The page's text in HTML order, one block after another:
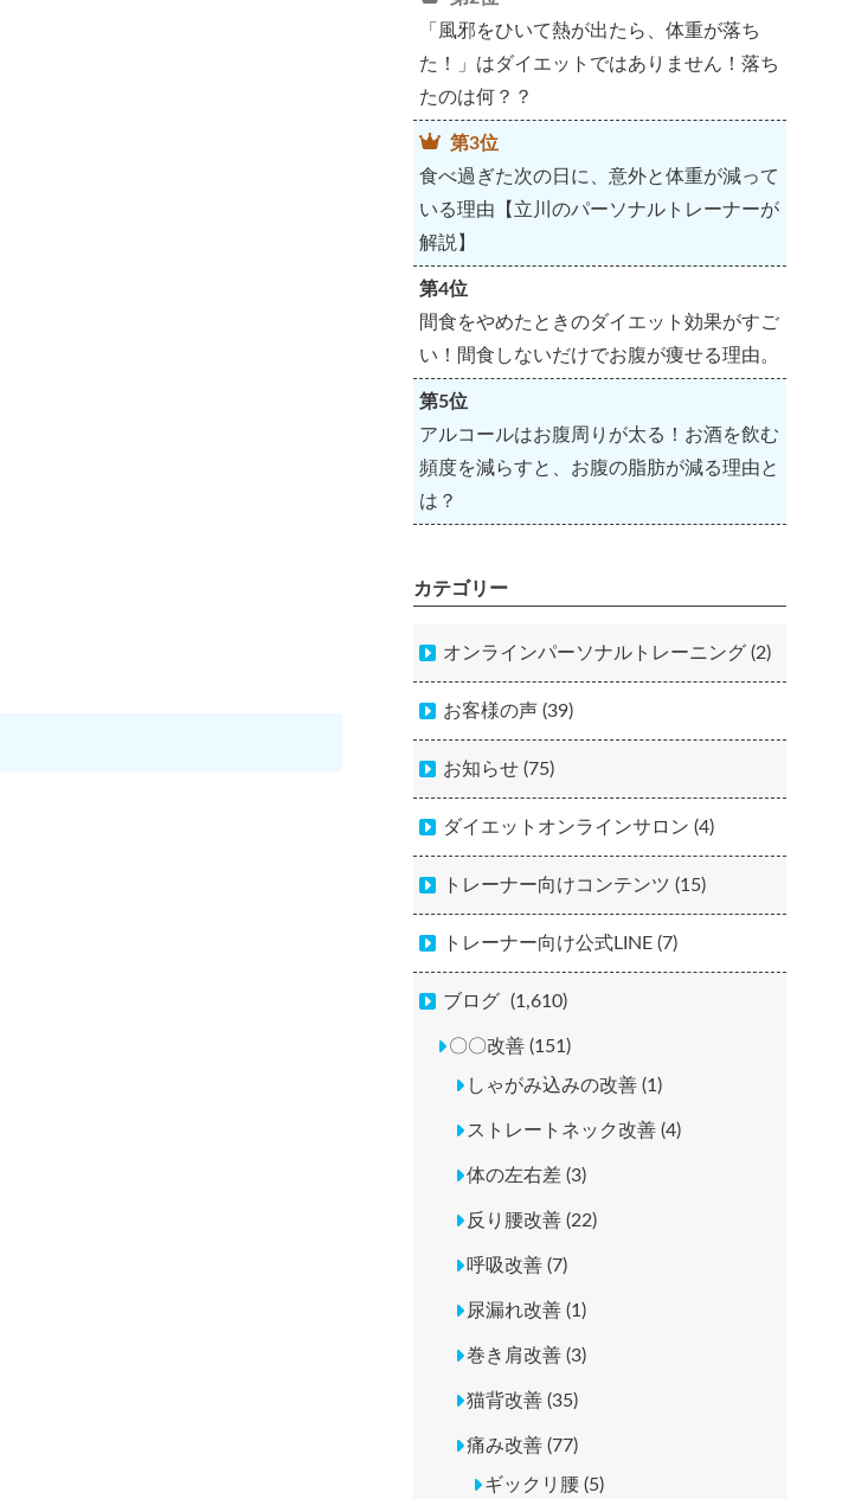
「風邪をひいて熱が出たら、体重が落ち
た！」はダイエットではありません！落ち
たのは何？？
第3位
食べ過ぎた次の日に、意外と体重が減って
いる理由【立川のパーソナルトレーナーが
解説】
第4位
間食をやめたときのダイエット効果がすご
い！間食しないだけでお腹が痩せる理由。
第5位
アルコールはお腹周りが太る！お酒を飲む
頻度を減らすと、お腹の脂肪が減る理由と
は？
カテゴリー
オンラインパーソナルトレーニング (2)
お客様の声 (39)
お知らせ (75)
ダイエットオンラインサロン (4)
トレーナー向けコンテンツ (15)
トレーナー向け公式LINE (7)
ブログ (1,610)
〇〇改善 (151)
しゃがみ込みの改善 (1)
ストレートネック改善 (4)
体の左右差 (3)
反り腰改善 (22)
呼吸改善 (7)
尿漏れ改善 (1)
巻き肩改善 (3)
猫背改善 (35)
痛み改善 (77)
ギックリ腰 (5)